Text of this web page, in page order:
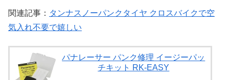
関連記事： タンナスノーパンクタイヤ クロスバイクで空
気入れ不要で嬉しい
パナレーサー パンク修理 イージーパッ
チキット RK-EASY